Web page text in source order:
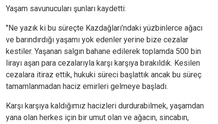
Yaşam savunucuları şunları kaydetti:
''Ne yazık ki bu süreçte Kazdağları’ndaki yüzbinlerce ağacı
ve barındırdığı yaşamı yok edenler yerine bize cezalar
kestiler. Yaşanan salgın bahane edilerek toplamda 500 bin
lirayı aşan para cezalarıyla karşı karşıya bırakıldık. Kesilen
cezalara itiraz ettik, hukuki süreci başlattık ancak bu süreç
tamamlanmadan haciz emirleri gelmeye başladı.
Karşı karşıya kaldığımız hacizleri durdurabilmek, yaşamdan
yana olan herkes için bir umut olan ve ağacın, sincabın,